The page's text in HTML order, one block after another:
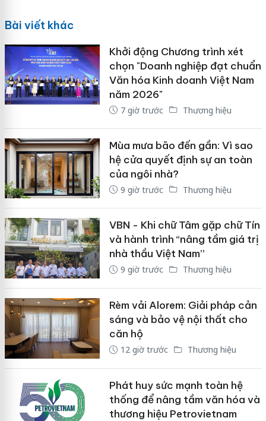
Bài viết khác
Khởi động Chương trình xét
chọn "Doanh nghiệp đạt chuẩn
Văn hóa Kinh doanh Việt Nam
năm 2026"
7 giờ trước Thương hiệu
Mùa mưa bão đến gần: Vì sao
hệ cửa quyết định sự an toàn
của ngôi nhà?
9 giờ trước Thương hiệu
VBN - Khi chữ Tâm gặp chữ Tín
và hành trình “nâng tầm giá trị
nhà thầu Việt Nam”
9 giờ trước Thương hiệu
Rèm vải Alorem: Giải pháp cản
sáng và bảo vệ nội thất cho
căn hộ
12 giờ trước Thương hiệu
Phát huy sức mạnh toàn hệ
thống để nâng tầm văn hóa và
thương hiệu Petrovietnam